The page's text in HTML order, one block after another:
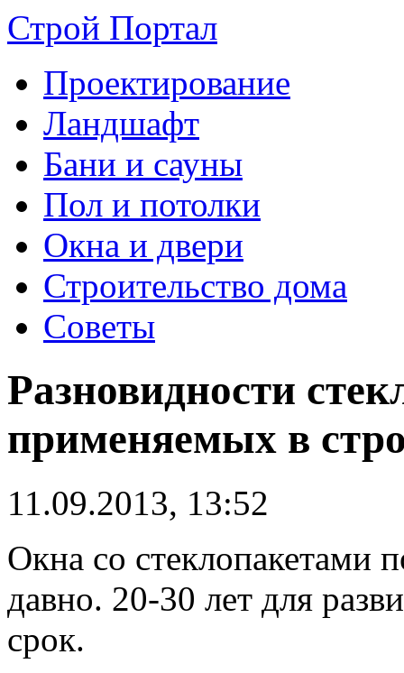
Строй Портал
Проектирование
Ландшафт
Бани и сауны
Пол и потолки
Окна и двери
Строительство дома
Советы
Разновидности
применяемых в
11.09.2013, 13:52
Окна со стеклопакетами
давно. 20-30 лет для
срок.